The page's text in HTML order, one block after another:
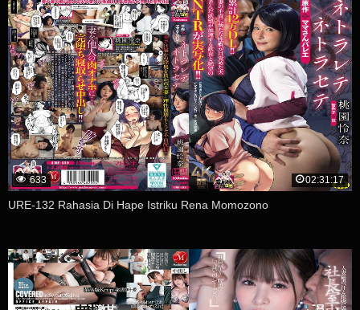
633 02:31:17
URE-132 Rahasia Di Hape Istriku Rena Momozono